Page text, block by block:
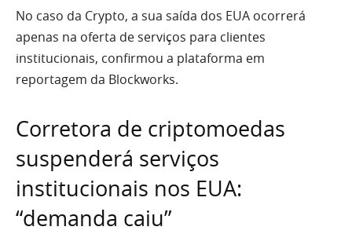
No caso da Crypto, a sua saída dos EUA ocorrerá
apenas na oferta de serviços para clientes
institucionais, confirmou a plataforma em
reportagem da Blockworks.
Corretora de criptomoedas
suspenderá serviços
institucionais nos EUA:
“demanda caiu”